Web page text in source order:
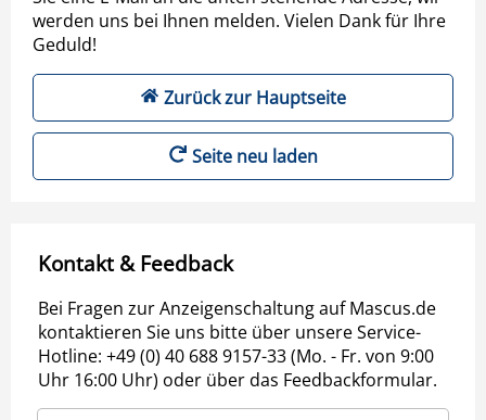
werden uns bei Ihnen melden. Vielen Dank für Ihre
Geduld!
Zurück zur Hauptseite
Seite neu laden
Kontakt & Feedback
Bei Fragen zur Anzeigenschaltung auf Mascus.de
kontaktieren Sie uns bitte über unsere Service-
Hotline: +49 (0) 40 688 9157-33 (Mo. - Fr. von 9:00
Uhr 16:00 Uhr) oder über das Feedbackformular.